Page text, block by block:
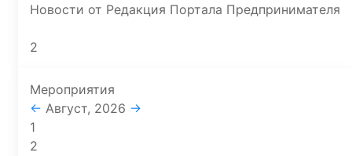
Новости от Редакция Портала Предпринимателя
2
Мероприятия
← Август, 2026 →
1
2